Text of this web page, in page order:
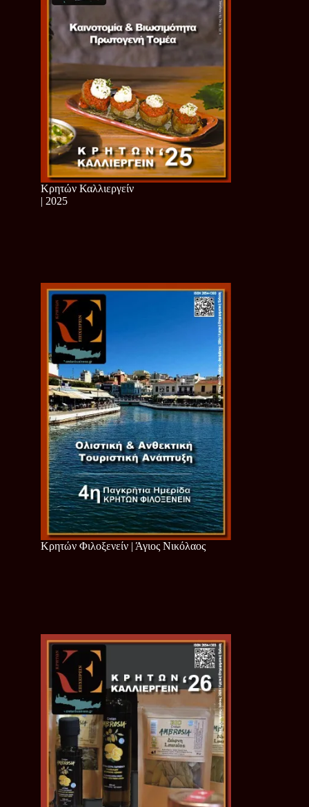
Κρητών Καλλιεργείν
| 2025
Κρητών Φιλοξενείν | Άγιος Νικόλαος